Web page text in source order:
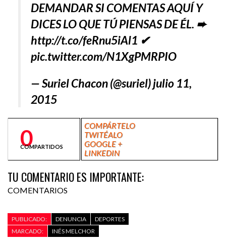
DEMANDAR SI COMENTAS AQUÍ Y
DICES LO QUE TÚ PIENSAS DE ÉL. ➨
http://t.co/feRnu5iAl1 ✔
pic.twitter.com/N1XgPMRPIO
— Suriel Chacon (@suriel) julio 11,
2015
COMPÁRTELO
TWITÉALO
GOOGLE +
LINKEDIN
0
COMPARTIDOS
TU COMENTARIO ES IMPORTANTE:
COMENTARIOS
PUBLICADO: DENUNCIA
DEPORTES
MARCADO:
INÉS MELCHOR